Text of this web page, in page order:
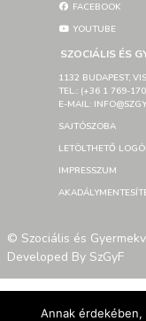
FACEBOOK
YOUTUBE
SZOCIÁLIS ÉS
1132 BUDAPEST,
TEL.: (+36 1 769-
E-MAIL:
SAJTÓSZOBA
LETÖLTHETŐ
IMPRESSZUM
© Szociális és
Developed By SzGyF
Annak